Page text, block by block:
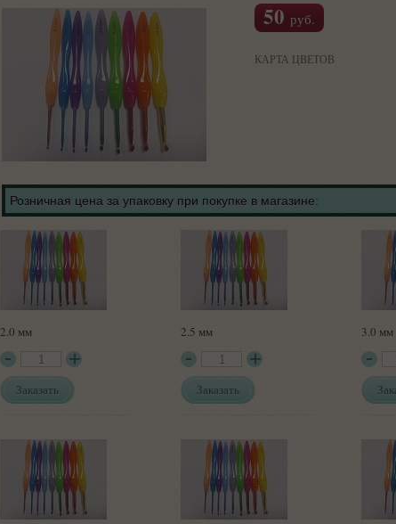
50 руб.
КАРТА ЦВЕТОВ
Розничная цена за упаковку при покупке в магазине:
2.0 мм
Заказать
2.5 мм
Заказать
3.0 мм